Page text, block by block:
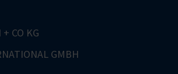
CO KG
GMBH